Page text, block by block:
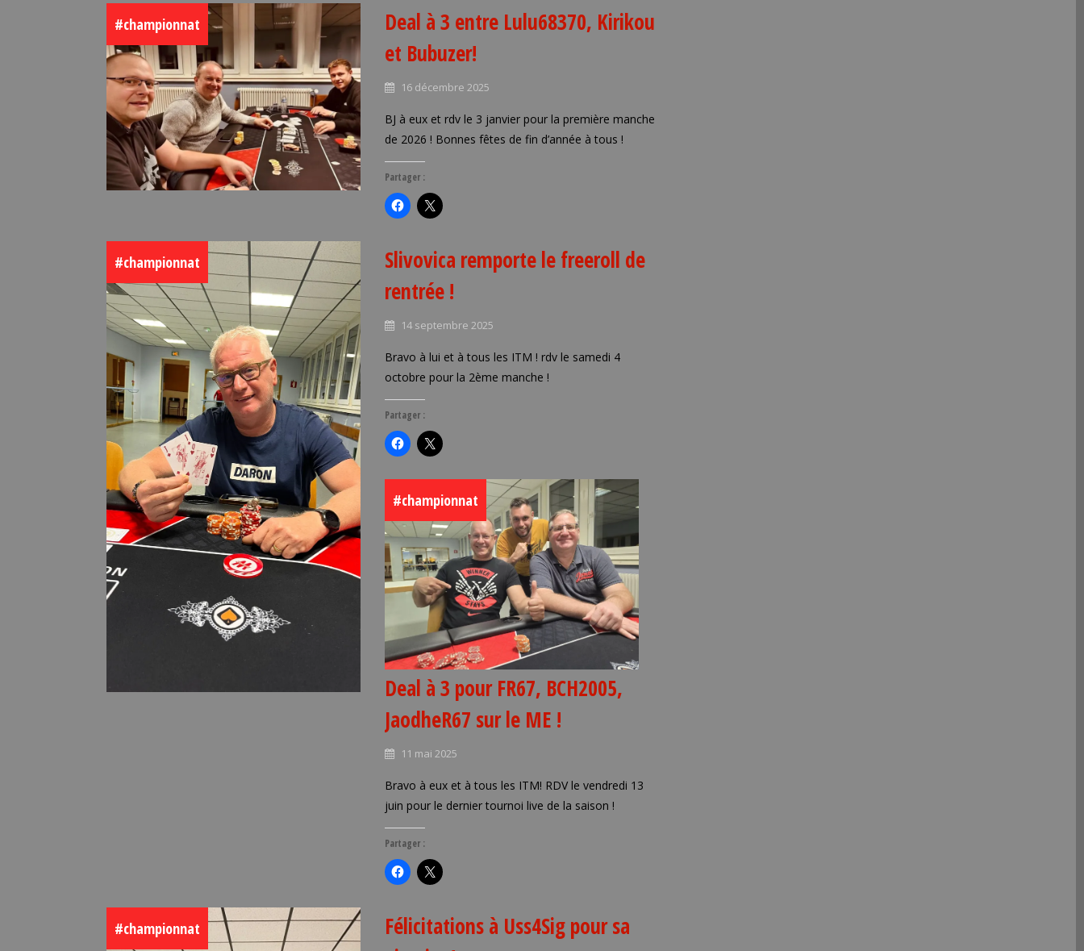
#championnat
Deal à 3 entre Lulu68370, Kirikou
et Bubuzer!
16 décembre 2025
BJ à eux et rdv le 3 janvier pour la première manche
de 2026 ! Bonnes fêtes de fin d’année à tous !
Partager :
#championnat
Slivovica remporte le freeroll de
rentrée !
14 septembre 2025
Bravo à lui et à tous les ITM ! rdv le samedi 4
octobre pour la 2ème manche !
Partager :
#championnat
Deal à 3 pour FR67, BCH2005,
JaodheR67 sur le ME !
11 mai 2025
Bravo à eux et à tous les ITM! RDV le vendredi 13
juin pour le dernier tournoi live de la saison !
Partager :
#championnat
Félicitations à Uss4Sig pour sa